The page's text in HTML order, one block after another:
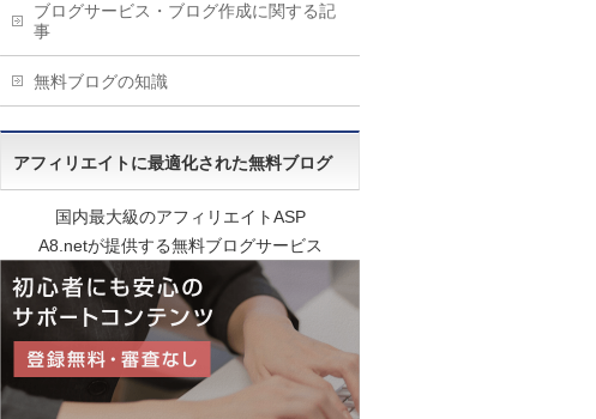
ブログサービス・ブログ作成に関する記
事
無料ブログの知識
アフィリエイトに最適化された無料ブログ
国内最大級のアフィリエイトASP
A8.netが提供する無料ブログサービス